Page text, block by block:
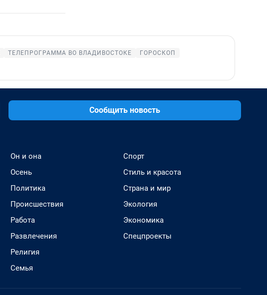
ТЕЛЕПРОГРАММА ВО ВЛАДИВОСТОКЕ
ГОРОСКОП
Сообщить новость
Он и она
Осень
Политика
Происшествия
Работа
Развлечения
Религия
Семья
Спорт
Стиль и красота
Страна и мир
Экология
Экономика
Спецпроекты